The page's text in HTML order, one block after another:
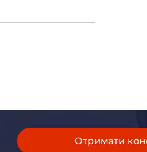
Отримати